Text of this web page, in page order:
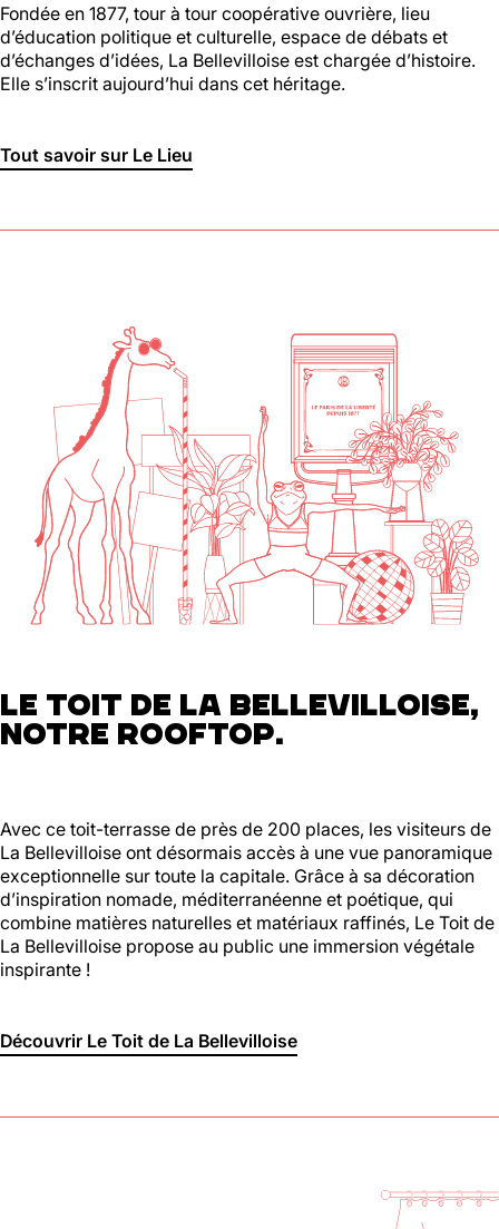
Lun, Mar : Fermé
Du Mercredi au Dimanche
Nous suivre
En savoir plus
Fondée en 1877, tour à tour coopérative ouvrière, lieu
d’éducation politique et culturelle, espace de débats et
d’échanges d’idées, La Bellevilloise est chargée d’histoire.
Elle s’inscrit aujourd’hui dans cet héritage.
Tout savoir sur Le Lieu
LE TOIT DE LA BELLEVILLOISE,
NOTRE ROOFTOP.
Avec ce toit-terrasse de près de 200 places, les visiteurs de
La Bellevilloise ont désormais accès à une vue panoramique
exceptionnelle sur toute la capitale. Grâce à sa décoration
d’inspiration nomade, méditerranéenne et poétique, qui
combine matières naturelles et matériaux raffinés, Le Toit de
La Bellevilloise propose au public une immersion végétale
inspirante !
Découvrir Le Toit de La Bellevilloise